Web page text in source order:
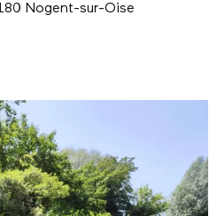
Nogent-sur-Oise